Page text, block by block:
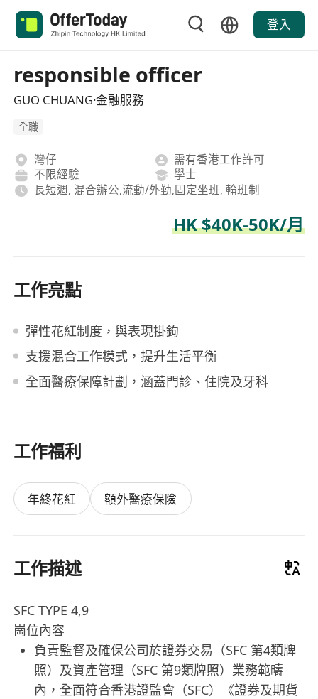
登入
responsible officer
GUO CHUANG·金融服務
全職
灣仔
需有香港工作許可
不限經驗
學士
長短週, 混合辦公,流動/外勤,固定坐班, 輪班制
HK $40K-50K/月
工作亮點
彈性花紅制度，與表現掛鉤
支援混合工作模式，提升生活平衡
全面醫療保障計劃，涵蓋門診、住院及牙科
工作福利
年終花紅 額外醫療保險
工作描述
SFC TYPE 4,9
崗位內容
負責監督及確保公司於證券交易（SFC 第4類牌
照）及資產管理（SFC 第9類牌照）業務範疇
內，全面符合香港證監會（SFC）《證券及期貨